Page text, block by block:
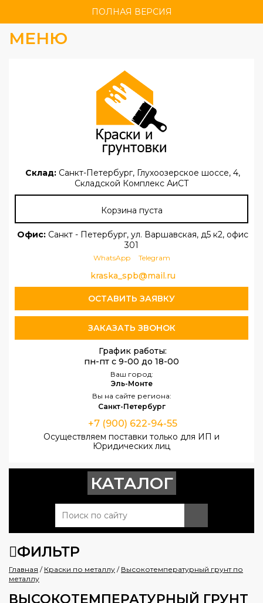
ПОЛНАЯ ВЕРСИЯ
МЕНЮ
Склад: Санкт-Петербург, Глухоозерское шоссе, 4,
Складской Комплекс АиСТ
Корзина пуста
Офис: Санкт - Петербург, ул. Варшавская, д5 к2, офис
301
WhatsApp Telegram
kraska_spb@mail.ru
ОСТАВИТЬ ЗАЯВКУ
ЗАКАЗАТЬ ЗВОНОК
График работы:
пн-пт с 9-00 до 18-00
Ваш город:
Эль-Монте
Вы на сайте региона:
Санкт-Петербург
+7 (900) 622-94-55
Осуществляем поставки только для ИП и
Юридических лиц
КАТАЛОГ
ФИЛЬТР
Главная / Краски по металлу / Высокотемпературный грунт по
металлу
ВЫСОКОТЕМПЕРАТУРНЫЙ ГРУНТ